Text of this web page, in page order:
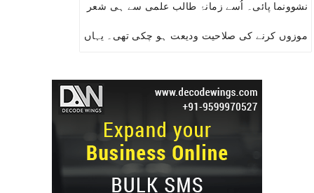
نشوونما پائی۔ اُسے زمانۂ طالب علمی سے ہی شعر
موزوں کرنے کی صلاحیت ودیعت ہو چکی تھی۔ یہاں